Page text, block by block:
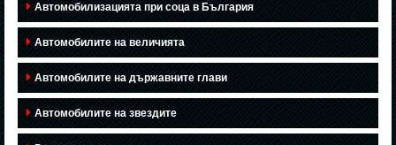
Автомобилизацията при соца в България
Автомобилите на величията
Автомобилите на държавните глави
Автомобилите на звездите